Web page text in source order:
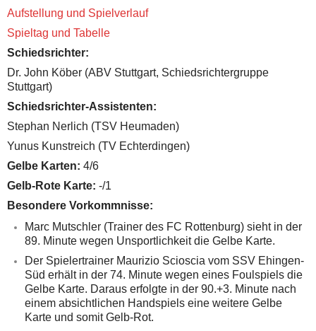
Aufstellung und Spielverlauf
Spieltag und Tabelle
Schiedsrichter:
Dr. John Köber (ABV Stuttgart, Schiedsrichtergruppe
Stuttgart)
Schiedsrichter-Assistenten:
Stephan Nerlich (TSV Heumaden)
Yunus Kunstreich (TV Echterdingen)
Gelbe Karten: 4/6
Gelb-Rote Karte: -/1
Besondere Vorkommnisse:
Marc Mutschler (Trainer des FC Rottenburg) sieht in der
89. Minute wegen Unsportlichkeit die Gelbe Karte.
Der Spielertrainer Maurizio Scioscia vom SSV Ehingen-
Süd erhält in der 74. Minute wegen eines Foulspiels die
Gelbe Karte. Daraus erfolgte in der 90.+3. Minute nach
einem absichtlichen Handspiels eine weitere Gelbe
Karte und somit Gelb-Rot.